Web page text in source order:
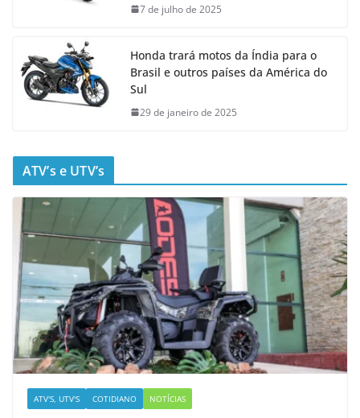
7 de julho de 2025
Honda trará motos da Índia para o
Brasil e outros países da América do
Sul
29 de janeiro de 2025
ATV’s e UTV’s
ATV'S, UTV'S COTIDIANO NOTÍCIAS